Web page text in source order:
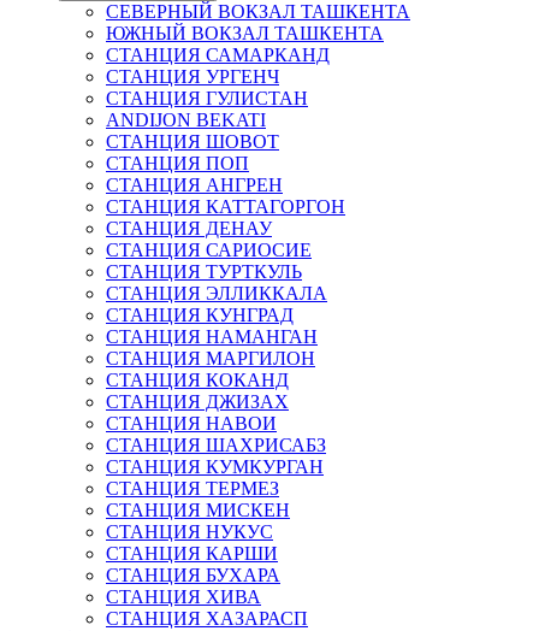
СЕВЕРНЫЙ ВОКЗАЛ ТАШКЕНТА
ЮЖНЫЙ ВОКЗАЛ ТАШКЕНТА
СТАНЦИЯ САМАРКАНД
СТАНЦИЯ УРГЕНЧ
СТАНЦИЯ ГУЛИСТАН
ANDIJON BEKATI
СТАНЦИЯ ШОВОТ
СТАНЦИЯ ПОП
СТАНЦИЯ АНГРЕН
СТАНЦИЯ КАТТАГОРГОН
СТАНЦИЯ ДЕНАУ
СТАНЦИЯ САРИОСИЕ
СТАНЦИЯ ТУРТКУЛЬ
СТАНЦИЯ ЭЛЛИККАЛА
СТАНЦИЯ КУНГРАД
СТАНЦИЯ НАМАНГАН
СТАНЦИЯ МАРГИЛОН
СТАНЦИЯ КОКАНД
СТАНЦИЯ ДЖИЗАХ
СТАНЦИЯ НАВОИ
СТАНЦИЯ ШАХРИСАБЗ
СТАНЦИЯ КУМКУРГАН
СТАНЦИЯ ТЕРМЕЗ
СТАНЦИЯ МИСКЕН
СТАНЦИЯ НУКУС
СТАНЦИЯ КАРШИ
СТАНЦИЯ БУХАРА
СТАНЦИЯ ХИВА
СТАНЦИЯ ХАЗАРАСП